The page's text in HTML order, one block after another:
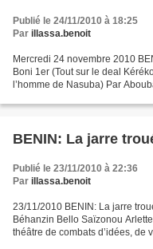
Publié le 24/11/2010 à 18:25
Par illassa.benoit
Mercredi 24 novembre 2010
Boni 1er (Tout sur le deal
l’homme de Nasuba) Par
BENIN: La jarre
Publié le 23/11/2010 à 22:36
Par illassa.benoit
23/11/2010 BENIN: La jarre
Béhanzin Bello Saïzonou
théâtre de combats d’idées, de